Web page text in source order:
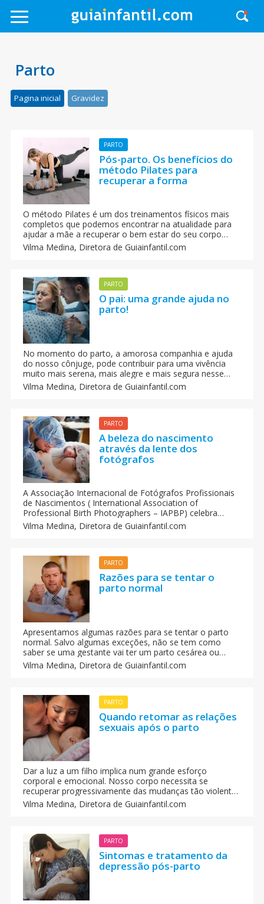
Parto
Pagina inicial Gravidez
PARTO
Pós-parto. Os benefícios do
método Pilates para
recuperar a forma
O método Pilates é um dos treinamentos físicos mais
completos que podemos encontrar na atualidade para
ajudar a mãe a recuperar o bem estar do seu corpo
depois do parto. Conheça como este método pode
contribuir para a total recuperação da mulher no pós-
Vilma Medina, Diretora de Guiainfantil.com
PARTO
O pai: uma grande ajuda no
parto!
No momento do parto, a amorosa companhia e ajuda
do nosso cônjuge, pode contribuir para uma vivência
muito mais serena, mais alegre e mais segura nesse
momento ao mesmo tempo doloroso e emocionante.
O parto será mais fácil para a mulher se ela conta com
Vilma Medina, Diretora de Guiainfantil.com
PARTO
A beleza do nascimento
através da lente dos
fotógrafos
A Associação Internacional de Fotógrafos Profissionais
de Nascimentos ( International Association of
Professional Birth Photographers – IAPBP) celebra
todos os anos um concurso fotográfico para escolher
as melhores fotos de nascimentos. O concurso, que já
Vilma Medina, Diretora de Guiainfantil.com
PARTO
Razões para se tentar o
parto normal
Apresentamos algumas razões para se tentar o parto
normal. Salvo algumas exceções, não se tem como
saber se uma gestante vai ter um parto cesárea ou
normal. Apenas durante a evolução do trabalho de parto
é que se pode definir isso. 6 motivos pelos que se deve
Vilma Medina, Diretora de Guiainfantil.com
PARTO
Quando retomar as relações
sexuais após o parto
Dar a luz a um filho implica num grande esforço
corporal e emocional. Nosso corpo necessita se
recuperar progressivamente das mudanças tão violentas
que tenham se produzido nele. Emocionalmente, a
gente deve se adaptar ao nosso filho e nosso filho a
recuperação são importantíssimas, mas não temos que
nos esquecer que continuamos sendo mulheres e
esposas.
Vilma Medina, Diretora de Guiainfantil.com
PARTO
Sintomas e tratamento da
depressão pós-parto